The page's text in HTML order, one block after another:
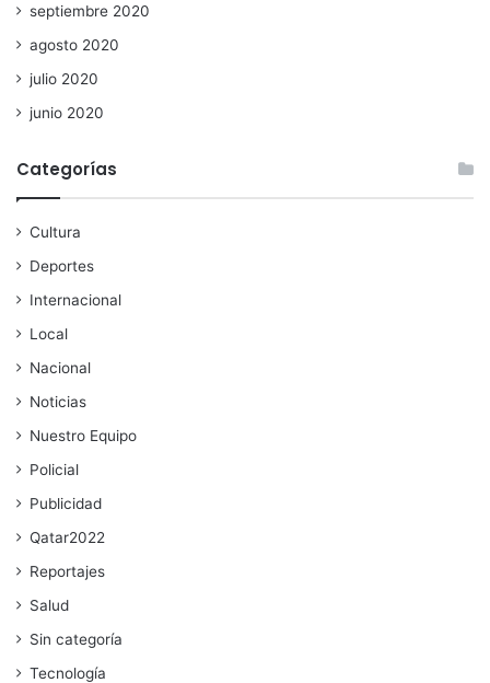
septiembre 2020
agosto 2020
julio 2020
junio 2020
Categorías
Cultura
Deportes
Internacional
Local
Nacional
Noticias
Nuestro Equipo
Policial
Publicidad
Qatar2022
Reportajes
Salud
Sin categoría
Tecnología